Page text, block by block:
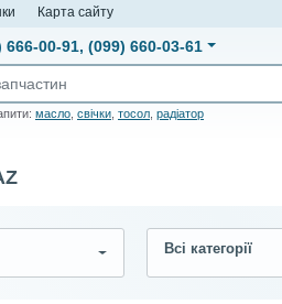
Карта сайту
666-00-91, (099) 660-03-61
масло свічки тосол радіатор
Всі категорії